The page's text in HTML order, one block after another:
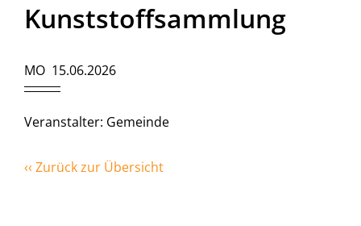
Kunststoffsammlung
MO 15.06.2026
Veranstalter: Gemeinde
‹‹ Zurück zur Übersicht